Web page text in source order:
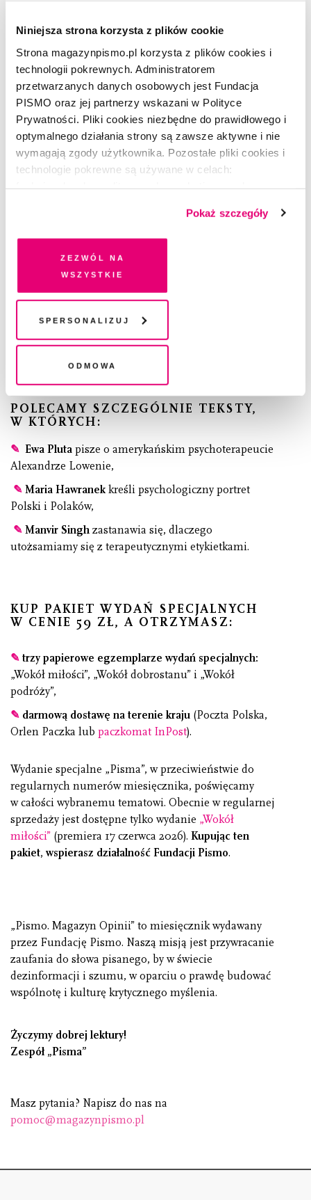
Niniejsza strona korzysta z plików cookie
Strona magazynpismo.pl korzysta z plików cookies i
technologii pokrewnych. Administratorem
przetwarzanych danych osobowych jest Fundacja
PISMO oraz jej partnerzy wskazani w Polityce
Prywatności. Pliki cookies niezbędne do prawidłowego i
optymalnego działania strony są zawsze aktywne i nie
wymagają zgody użytkownika. Pozostałe pliki cookies i
technologie pokrewne są używane w celach:
dobrowolną zgodę na pliki cookies i technologie
pokrewne, zgadzasz się na przechowywanie informacji
na Twoim urządzeniu końcowym lub dostęp do niego i
przetwarzanie danych. Zgodę na wszystkie lub niektóre
chwili wycofać lub ponowić w zakładce "Ustawienia
plików cookie". Wycofanie zgody nie wpływa na
legalność przetwarzania danych przed jej wycofaniem
Pokaż szczegóły
Zezwól na
wszystkie
Spersonalizuj
Odmowa
POLECAMY SZCZEGÓLNIE TEKSTY,
W KTÓRYCH:
✎ Ewa Pluta pisze o amerykańskim psychoterapeucie
Alexandrze Lowenie,
✎ Maria Hawranek kreśli psychologiczny portret
Polski i Polaków,
✎ Manvir Singh zastanawia się, dlaczego
utożsamiamy się z terapeutycznymi etykietkami.
KUP PAKIET WYDAŃ SPECJALNYCH
W CENIE 59 ZŁ, A OTRZYMASZ:
✎ trzy papierowe egzemplarze wydań specjalnych:
„Wokół miłości”, „Wokół dobrostanu” i „Wokół
podróży”,
✎ darmową dostawę na terenie kraju (Poczta Polska,
Orlen Paczka lub paczkomat InPost).
Wydanie specjalne „Pisma”, w przeciwieństwie do
regularnych numerów miesięcznika, poświęcamy
w całości wybranemu tematowi. Obecnie w regularnej
sprzedaży jest dostępne tylko wydanie „Wokół
miłości” (premiera 17 czerwca 2026). Kupując ten
pakiet, wspierasz działalność Fundacji Pismo.
„Pismo. Magazyn Opinii” to miesięcznik wydawany
przez Fundację Pismo. Naszą misją jest przywracanie
zaufania do słowa pisanego, by w świecie
dezinformacji i szumu, w oparciu o prawdę budować
wspólnotę i kulturę krytycznego myślenia.
Życzymy dobrej lektury!
Zespół „Pisma”
Masz pytania? Napisz do nas na
pomoc@magazynpismo.pl